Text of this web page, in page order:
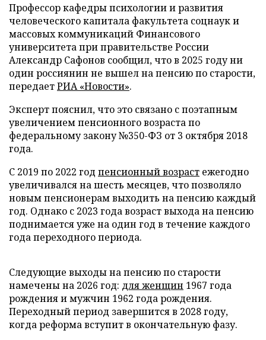
Профессор кафедры психологии и развития
человеческого капитала факультета соцнаук и
массовых коммуникаций Финансового
университета при правительстве России
Александр Сафонов сообщил, что в 2025 году ни
один россиянин не вышел на пенсию по старости,
передаетРИА «Новости».
Эксперт пояснил, что это связано с поэтапным
увеличением пенсионного возраста по
федеральному закону №350-ФЗ от 3 октября 2018
года.
С 2019 по 2022 год пенсионный возраст ежегодно
увеличивался на шесть месяцев, что позволяло
новым пенсионерам выходить на пенсию каждый
год. Однако с 2023 года возраст выхода на пенсию
поднимается уже на один год в течение каждого
года переходного периода.
Следующие выходы на пенсию по старости
намечены на 2026 год: для женщин 1967 года
рождения и мужчин 1962 года рождения.
Переходный период завершится в 2028 году,
когда реформа вступит в окончательную фазу.